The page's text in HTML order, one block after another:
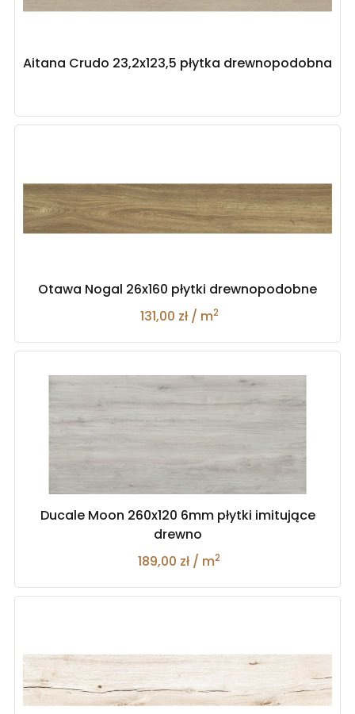
Aitana Crudo 23,2x123,5 płytka drewnopodobna
Otawa Nogal 26x160 płytki drewnopodobne
131,00 zł / m2
Ducale Moon 260x120 6mm płytki imitujące
drewno
189,00 zł / m2